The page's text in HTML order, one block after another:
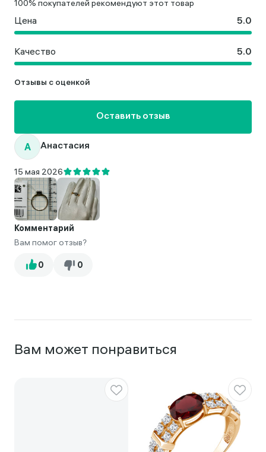
А Анастасия
15 мая 2026
Комментарий
Вам помог отзыв?
100% покупателей рекомендуют этот товар
Цена
Качество
Отзывы с оценкой
Оставить отзыв
Вам может понравиться